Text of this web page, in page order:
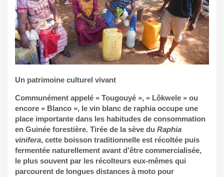
Un patrimoine culturel vivant
Communément appelé « Tougouyé », « Lôkwele » ou
encore « Blanco », le vin blanc de raphia occupe une
place importante dans les habitudes de consommation
en Guinée forestière. Tirée de la sève du Raphia
vinifera, cette boisson traditionnelle est récoltée puis
fermentée naturellement avant d’être commercialisée,
le plus souvent par les récolteurs eux-mêmes qui
parcourent de longues distances à moto pour